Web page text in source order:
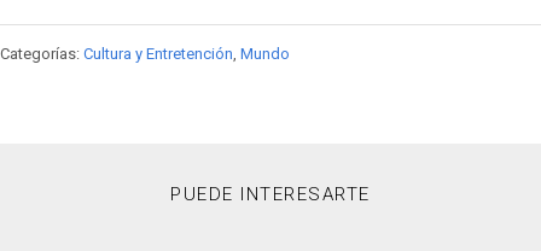
Categorías: Cultura y Entretención, Mundo
PUEDE INTERESARTE